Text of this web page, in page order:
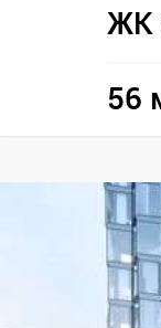
ЖК
56